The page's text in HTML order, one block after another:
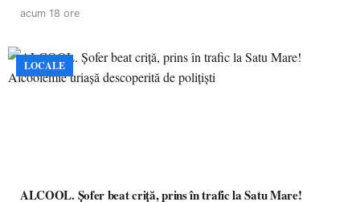
acum 18 ore
LOCALE
ALCOOL. Șofer beat criță, prins în trafic la Satu Mare!